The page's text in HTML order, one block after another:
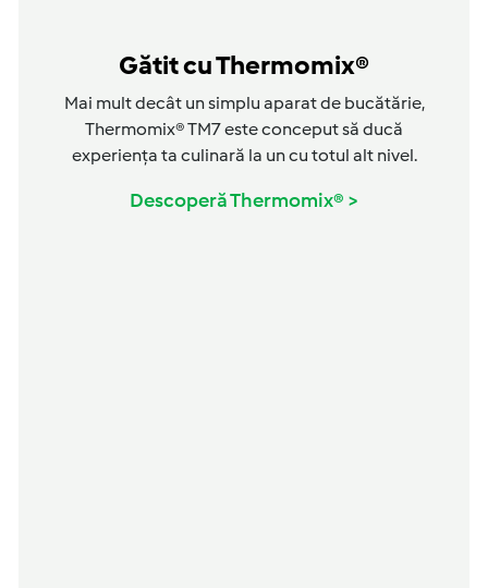
Gătit cu Thermomix®
Mai mult decât un simplu aparat de bucătărie,
Thermomix® TM7 este conceput să ducă
experiența ta culinară la un cu totul alt nivel.
Descoperă Thermomix® >